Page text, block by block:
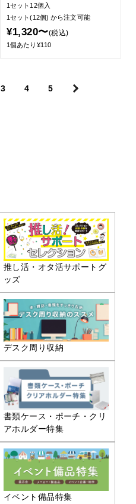
1セット12個入
1セット(12個)から注文可能
¥1,320〜(税込)
1個あたり¥110
3 4 5 ＞
推し活・オタ活サポートグ
ッズ
デスク周り収納
書類ケース・ポーチ・クリ
アホルダー特集
イベント備品特集